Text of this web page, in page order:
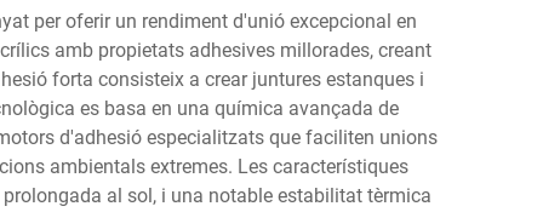
per oferir un rendiment d'unió excepcional en
amb propietats adhesives millorades, creant
forta consisteix a crear juntures estanques i
es basa en una química avançada de
d'adhesió especialitzats que faciliten unions
ambientals extremes. Les característiques
al sol, i una notable estabilitat tèrmica